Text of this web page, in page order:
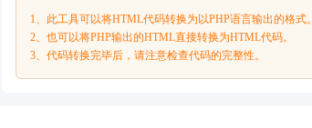
1、此工具可以将HTML代码转换为以PHP语言输出的格式。
2、也可以将PHP输出的HTML直接转换为HTML代码。
3、代码转换完毕后，请注意检查代码的完整性。